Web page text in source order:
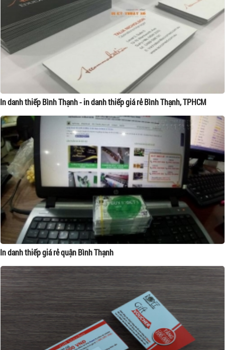
In danh thiếp Bình Thạnh - in danh thiếp giá rẻ Bình Thạnh, TPHCM
In danh thiếp giá rẻ quận Bình Thạnh